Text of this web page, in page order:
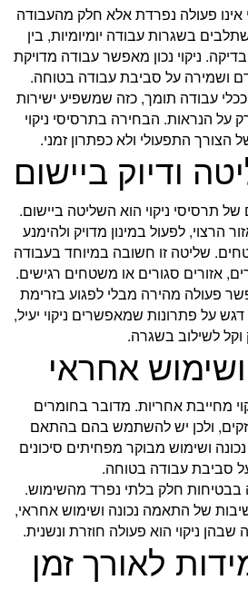
אינו פעולה נפרדת אלא חלק מהעבודה
בשגרות עבודה יומיומיות, בין
ניקוי נכון מאפשר עבודה מדויקת
ושמירה על סביבת עבודה בטוחה.
ככלי עבודה תומך, כזה שמשפיע ישירות
על הנראות. הבחירה בתרסיסי ניקוי
התפעולי ולא כפתרון זמני.
ודיוק ביישום
תרסיסי ניקוי הוא השליטה ביישום.
הרצוי, לפעול במינון מדויק ולהימנע
שליטה זו חשובה במיוחד בעבודה
אזורים סגורים או משטחים רגישים.
פעולה מהירה מבלי לפגוע בזרימת
על פתרונות שמאפשרים ניקוי יעיל,
וקל לשילוב בשגרה.
אחראי
מחייבת אחריות. מדובר בחומרים
ולכן יש להשתמש בהם בהתאם
ושימוש מבוקר מפחיתים סיכונים
סביבת עבודה בטוחה.
בבטיחות חלק בלתי נפרד מהשימוש.
של התאמה נכונה ושימוש אחראי,
ניקוי הוא פעולה חוזרת ונשנית.
לאורך זמן